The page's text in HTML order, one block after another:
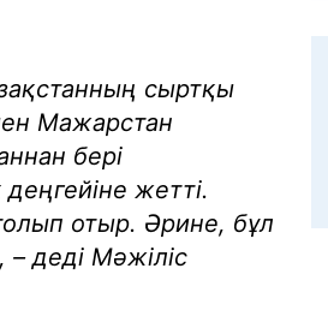
сыртқы
Мажарстан
бері
жетті.
отыр. Әрине, бұл
деді Мәжіліс